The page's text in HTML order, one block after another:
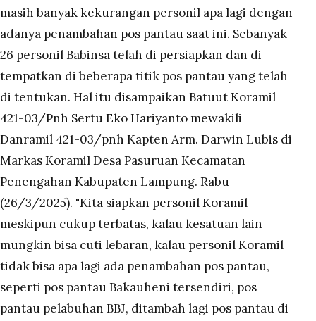
masih banyak kekurangan personil apa lagi dengan
adanya penambahan pos pantau saat ini. Sebanyak
26 personil Babinsa telah di persiapkan dan di
tempatkan di beberapa titik pos pantau yang telah
di tentukan. Hal itu disampaikan Batuut Koramil
421-03/Pnh Sertu Eko Hariyanto mewakili
Danramil 421-03/pnh Kapten Arm. Darwin Lubis di
Markas Koramil Desa Pasuruan Kecamatan
Penengahan Kabupaten Lampung. Rabu
(26/3/2025). "Kita siapkan personil Koramil
meskipun cukup terbatas, kalau kesatuan lain
mungkin bisa cuti lebaran, kalau personil Koramil
tidak bisa apa lagi ada penambahan pos pantau,
seperti pos pantau Bakauheni tersendiri, pos
pantau pelabuhan BBJ, ditambah lagi pos pantau di